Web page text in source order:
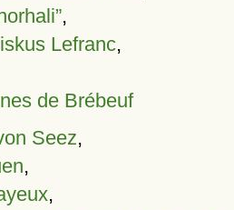
,
Lefranc,
de Brébeuf
Seez,
,
,